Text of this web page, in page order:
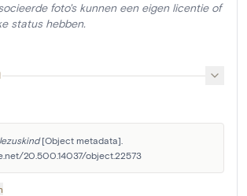
foto's kunnen een eigen licentie of
status hebben.
[Object metadata].
20.500.14037/object.22573